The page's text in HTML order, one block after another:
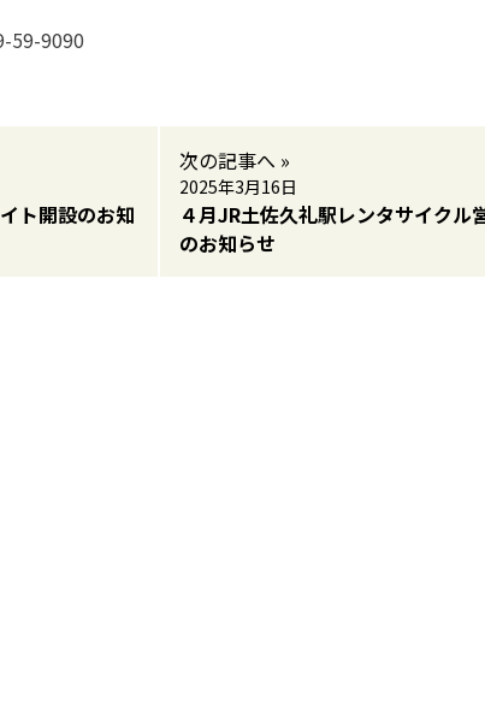
59-9090
ト開設のお知
次の記事へ »
2025年3月16日
４月JR土佐久礼駅レンタサイクル
のお知らせ